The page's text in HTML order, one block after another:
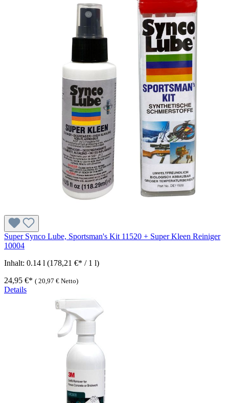
Super Synco Lube, Sportsman's Kit 11520 + Super Kleen Reiniger
10004
Inhalt: 0.14 l (178,21 €* / 1 l)
24,95 €* ( 20,97 € Netto)
Details